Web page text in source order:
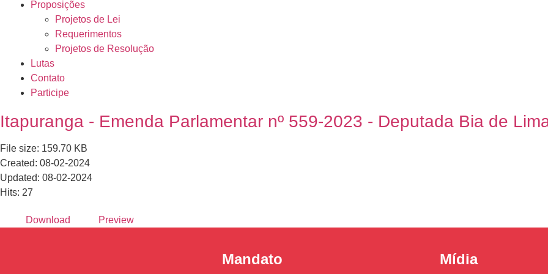
Proposições
Projetos de Lei
Requerimentos
Projetos de Resolução
Lutas
Contato
Participe
Itapuranga - Emenda Parlamentar nº 559-2023 - Deputada Bia de
File size: 159.70 KB
Created: 08-02-2024
Updated: 08-02-2024
Hits: 27
Download Preview
Mandato Mídia